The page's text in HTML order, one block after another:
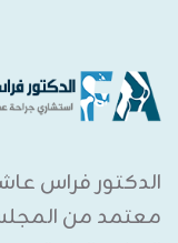
الدكتور فراس
معتمد من